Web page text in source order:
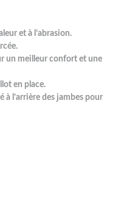
et à l’abrasion.
un meilleur confort et une
en place.
à l’arrière des jambes pour